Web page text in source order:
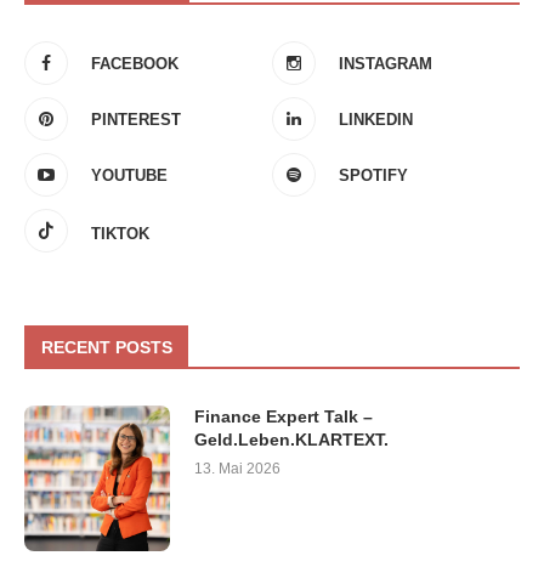
FACEBOOK INSTAGRAM
PINTEREST LINKEDIN
YOUTUBE SPOTIFY
TIKTOK
RECENT POSTS
Finance Expert Talk –
Geld.Leben.KLARTEXT.
13. Mai 2026